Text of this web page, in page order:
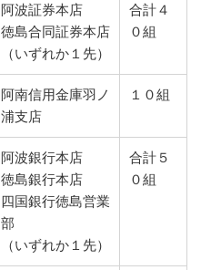
阿波証券本店
徳島合同証券本店
（いずれか１先）
合計４
０組
阿南信用金庫羽ノ
浦支店
１０組
阿波銀行本店
徳島銀行本店
四国銀行徳島営業
部
（いずれか１先）
合計５
０組